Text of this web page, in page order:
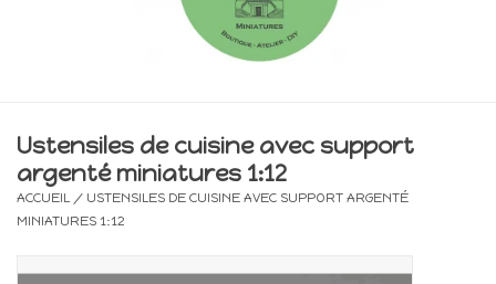
Electricité
Ustensiles de cuisine avec support
argenté miniatures 1:12
ACCUEIL / USTENSILES DE CUISINE AVEC SUPPORT ARGENTÉ
MINIATURES 1:12